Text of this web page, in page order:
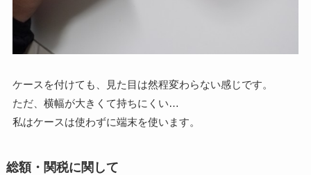
ケースを付けても、見た目は然程変わらない感じです。
ただ、横幅が大きくて持ちにくい…
私はケースは使わずに端末を使います。
総額・関税に関して